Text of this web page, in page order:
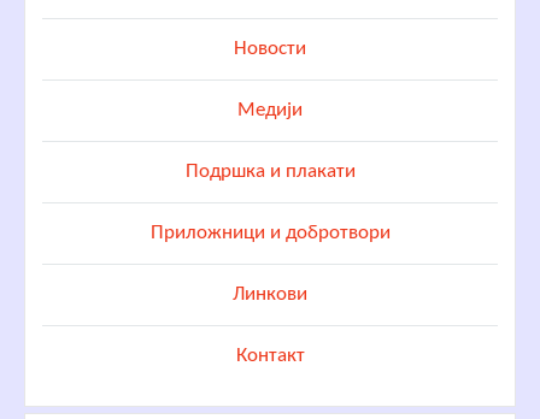
Новости
Медији
Подршка и плакати
Приложници и добротвори
Линкови
Контакт